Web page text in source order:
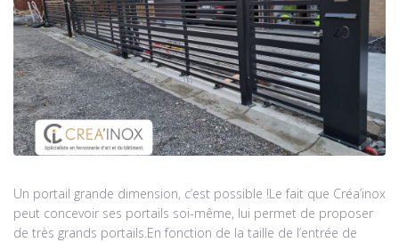
Un portail grande dimension, c’est possible !Le fait que Créa’inox
peut concevoir ses portails soi-même, lui permet de proposer
de très grands portails.En fonction de la taille de l’entrée de